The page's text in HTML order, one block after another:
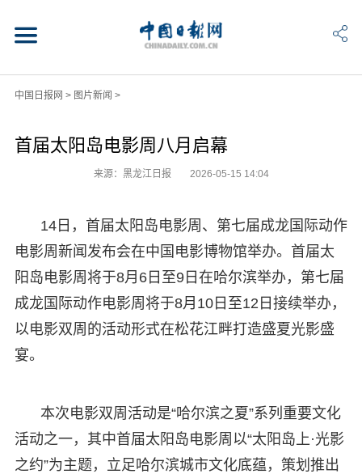
中国日报网 > 图片新闻 >
首届太阳岛电影周八月启幕
来源：黑龙江日报 2026-05-15 14:04
14日，首届太阳岛电影周、第七届成龙国际动作
电影周新闻发布会在中国电影博物馆举办。首届太
阳岛电影周将于8月6日至9日在哈尔滨举办，第七届
成龙国际动作电影周将于8月10日至12日接续举办，
以电影双周的活动形式在松花江畔打造盛夏光影盛
宴。
本次电影双周活动是“哈尔滨之夏”系列重要文化
活动之一，其中首届太阳岛电影周以“太阳岛上·光影
之约”为主题，立足哈尔滨城市文化底蕴，策划推出